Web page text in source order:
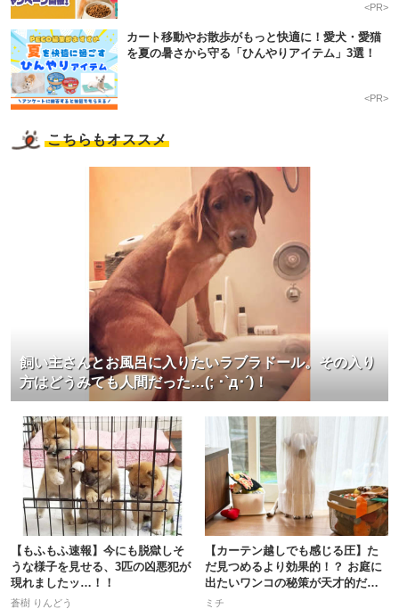
<PR>
カート移動やお散歩がもっと快適に！愛犬・愛猫
を夏の暑さから守る「ひんやりアイテム」3選！
<PR>
こちらもオススメ
飼い主さんとお風呂に入りたいラブラドール。その入り
方はどうみても人間だった…(; ･`д･´)！
【もふもふ速報】今にも脱獄しそ
うな様子を見せる、3匹の凶悪犯が
現れましたッ…！！
蒼樹 りんどう
【カーテン越しでも感じる圧】た
だ見つめるより効果的！？ お庭に
出たいワンコの秘策が天才的だっ
た
ミチ